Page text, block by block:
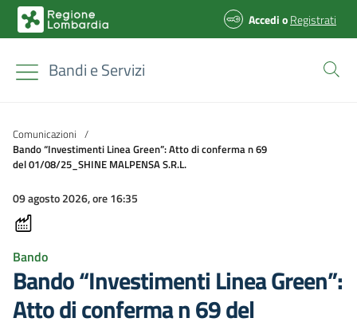
AccedioRegistrati
Bandi e Servizi
Comunicazioni /
Bando “Investimenti Linea Green”: Atto di conferma n 69
del 01/08/25_SHINE MALPENSA S.R.L.
09 agosto 2026, ore 16:35
Bando
Bando “Investimenti Linea Green”:
Atto di conferma n 69 del